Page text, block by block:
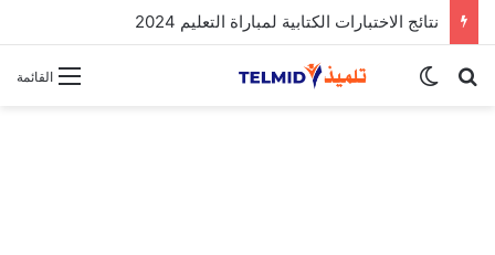
القائمة بحث عنالوضع المظلم